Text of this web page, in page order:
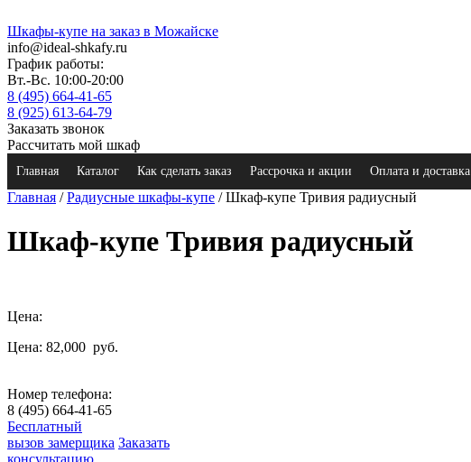
Шкафы-купе на заказ в Можайске
info@ideal-shkafy.ru
График работы:
Вт.-Вс. 10:00-20:00
8 (495) 664-41-65
8 (925) 613-64-79
Заказать звонок
Рассчитать мой шкаф
Главная Каталог Как сделать заказ Рассрочка и акции Оплата и доставка
Главная /Радиусные шкафы-купе / Шкаф-купе Тривия радиусный
Шкаф-купе Тривия радиусный
Цена:
Цена: 82,000 руб.
Номер телефона:
8 (495) 664-41-65
Бесплатный
вызов замерщика Заказать
консультацию